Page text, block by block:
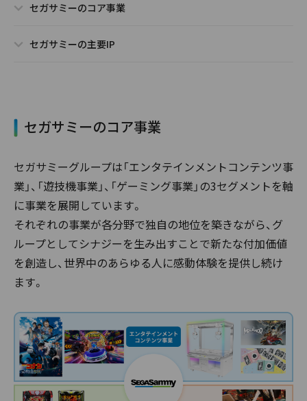
セガサミーのコア事業
セガサミーの主要IP
セガサミーのコア事業
セガサミーグループは「エンタテインメントコンテンツ事
業」、「遊技機事業」、「ゲーミング事業」の3セグメントを軸
に事業を展開しています。
それぞれの事業が各分野で独自の地位を築きながら、グ
ループとしてシナジーを生み出すことで新たな付加価値
を創造し、世界中のあらゆる人に感動体験を提供し続け
ます。